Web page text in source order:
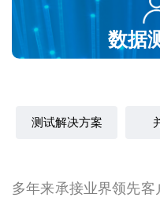
数据
测试解决方案
多年来承接业界领先